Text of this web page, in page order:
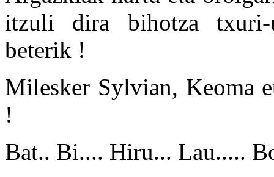
itzuli dira bihotza txuri-
beterik !
Milesker Sylvian, Keoma
!
Bat.. Bi.... Hiru... Lau.....